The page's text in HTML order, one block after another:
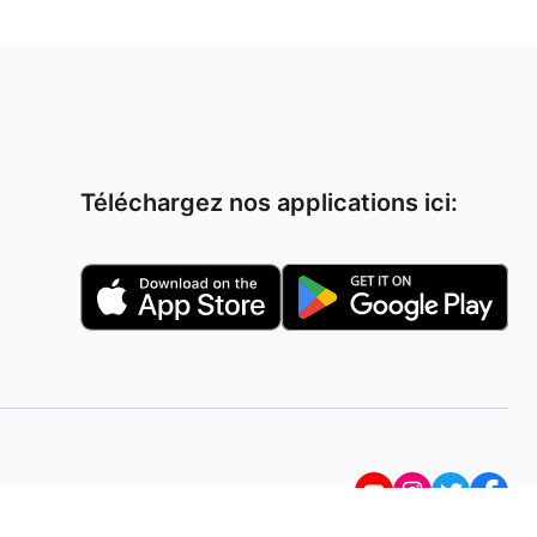
Téléchargez nos applications ici: